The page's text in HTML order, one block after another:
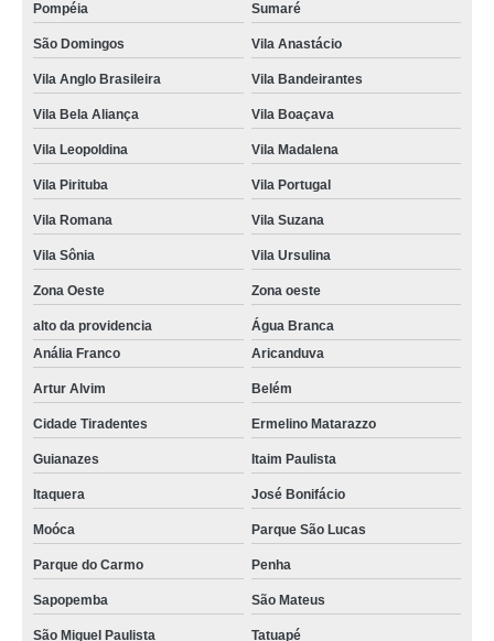
Pompéia Sumaré
São Domingos Vila Anastácio
Vila Anglo Brasileira Vila Bandeirantes
Vila Bela Aliança Vila Boaçava
Vila Leopoldina Vila Madalena
Vila Pirituba Vila Portugal
Vila Romana Vila Suzana
Vila Sônia Vila Ursulina
Zona Oeste Zona oeste
alto da providencia
Água Branca
Anália Franco
Aricanduva
Artur Alvim Belém
Cidade Tiradentes Ermelino Matarazzo
Guianazes Itaim Paulista
Itaquera José Bonifácio
Moóca Parque São Lucas
Parque do Carmo Penha
Sapopemba São Mateus
São Miguel Paulista Tatuapé